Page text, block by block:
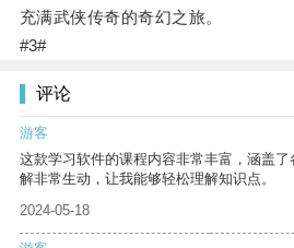
充满武侠传奇的奇幻之旅。
#3#
评论
游客
这款学习软件的课程内容非常丰富，涵盖
解非常生动，让我能够轻松理解知识点。
2024-05-18